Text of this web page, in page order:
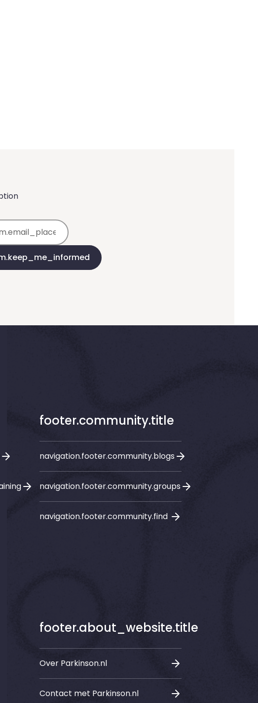
footer.community.title
navigation.footer.community.blogs
navigation.footer.community.groups
navigation.footer.community.find
footer.about_website.title
Over Parkinson.nl
Contact met Parkinson.nl